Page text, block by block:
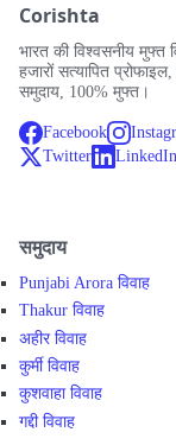
Corishta
भारत की विश्वसनीय मुफ्त
हजारों सत्यापित
समुदाय, 100% मुफ्त।
Facebook
Twitter
LinkedIn
समुदाय
Punjabi Arora विवाह
Thakur विवाह
अहीर विवाह
कुर्मी विवाह
कुशवाहा विवाह
गद्दी विवाह